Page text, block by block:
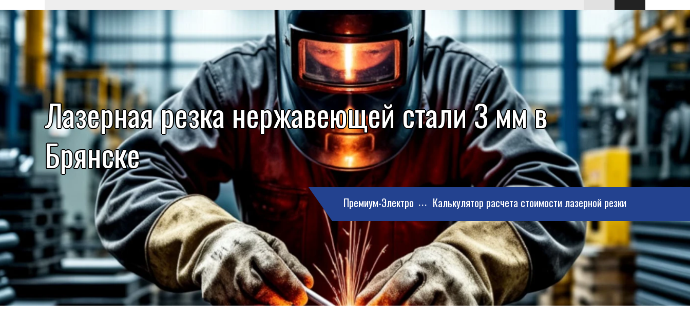
Лазерная резка нержавеющей стали 3 мм в
Брянске
Премиум-Электро Калькулятор расчета стоимости лазерной резки